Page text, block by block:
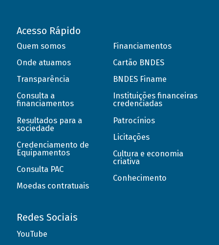
Acesso Rápido
Quem somos
Onde atuamos
Transparência
Consulta a
financiamentos
Resultados para a
sociedade
Credenciamento de
Equipamentos
Consulta PAC
Moedas contratuais
Financiamentos
Cartão BNDES
BNDES Finame
Instituições financeiras
credenciadas
Patrocínios
Licitações
Cultura e economia
criativa
Conhecimento
Redes Sociais
YouTube